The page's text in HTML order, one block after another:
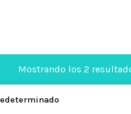
Mostrando los 2